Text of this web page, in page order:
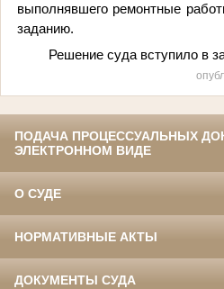
выполнявшего ремонтные
заданию.
Решение суда вступило в
ПОДАЧА ПРОЦЕССУАЛЬНЫХ
ЭЛЕКТРОННОМ ВИДЕ
О СУДЕ
НОРМАТИВНЫЕ АКТЫ
ДОКУМЕНТЫ СУДА